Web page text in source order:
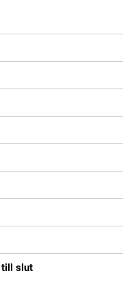
till slut